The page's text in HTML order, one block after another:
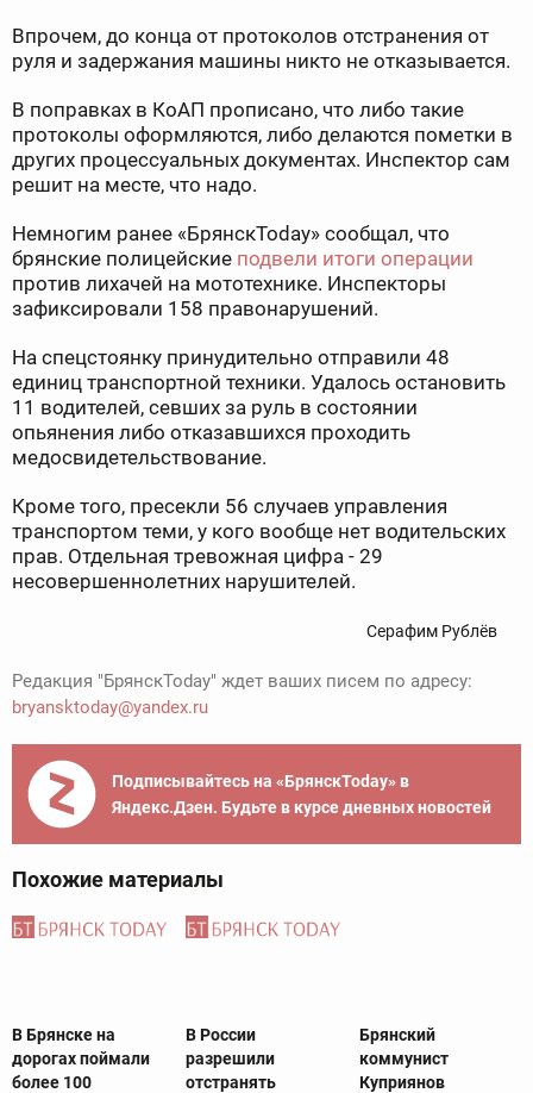
Впрочем, до конца от протоколов отстранения от
руля и задержания машины никто не отказывается.
В поправках в КоАП прописано, что либо такие
протоколы оформляются, либо делаются пометки в
других процессуальных документах. Инспектор сам
решит на месте, что надо.
Немногим ранее «БрянскToday» сообщал, что
брянские полицейские подвели итоги операции
против лихачей на мототехнике. Инспекторы
зафиксировали 158 правонарушений.
На спецстоянку принудительно отправили 48
единиц транспортной техники. Удалось остановить
11 водителей, севших за руль в состоянии
опьянения либо отказавшихся проходить
медосвидетельствование.
Кроме того, пресекли 56 случаев управления
транспортом теми, у кого вообще нет водительских
прав. Отдельная тревожная цифра - 29
несовершеннолетних нарушителей.
Серафим Рублёв
Редакция "БрянскToday" ждет ваших писем по адресу:
bryansktoday@yandex.ru
Подписывайтесь на «БрянскToday» в
Яндекс.Дзен. Будьте в курсе дневных новостей
Похожие материалы
В Брянске на
дорогах поймали
более 100
В России
разрешили
отстранять
Брянский
коммунист
Куприянов